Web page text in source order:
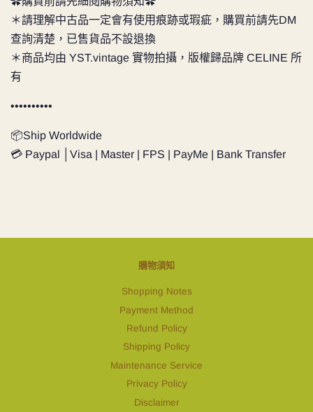
＊請理解中古品一定會有使用痕跡或瑕疵，購買前請先DM
查詢清楚，已售貨品不設退換
＊商品均由 YST.vintage 實物拍攝，版權歸品牌 CELINE 所
有
••••••••••
📦Ship Worldwide
💳 Paypal │Visa | Master | FPS | PayMe | Bank Transfer
購物須知
Shopping Notes
Payment Method
Refund Policy
Shipping Policy
Maintenance Service
Privacy Policy
Disclaimer